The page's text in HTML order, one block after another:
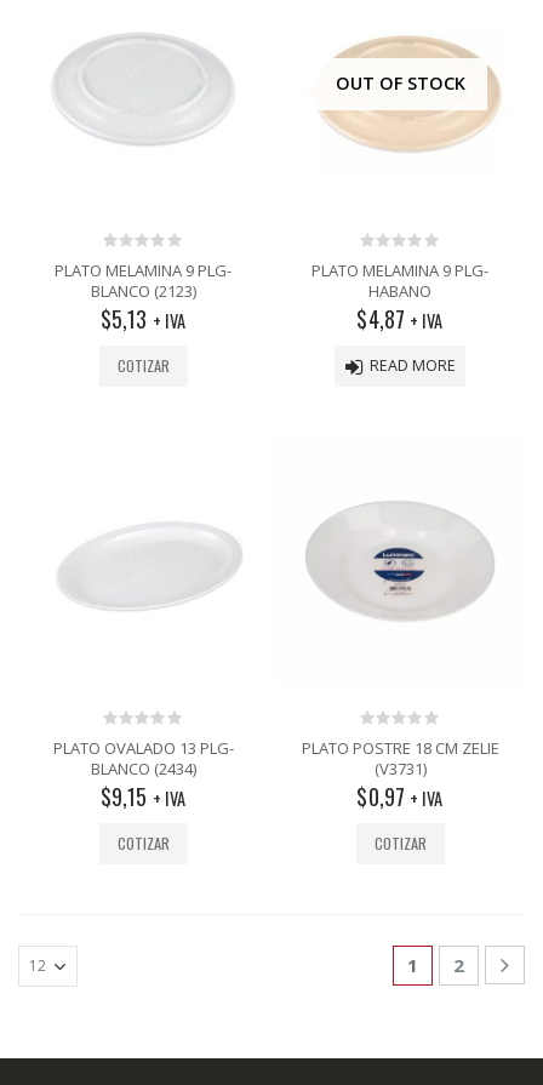
0
out
of
5
PLATO MELAMINA 9 PLG-
BLANCO (2123)
$5,13 + IVA
COTIZAR
OUT OF STOCK
0
out
of
5
PLATO MELAMINA 9 PLG-
HABANO
$4,87 + IVA
READ MORE
0
out
of
5
PLATO OVALADO 13 PLG-
BLANCO (2434)
$9,15 + IVA
COTIZAR
0
out
of
5
PLATO POSTRE 18 CM ZELIE
(V3731)
$0,97 + IVA
COTIZAR
1 2